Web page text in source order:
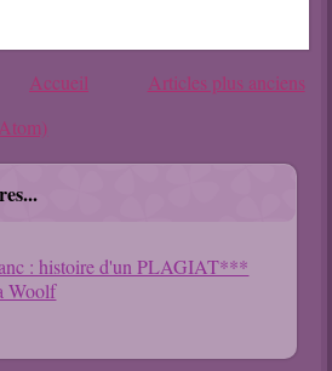
Articles plus anciens
Accueil
: histoire d'un PLAGIAT***
Woolf